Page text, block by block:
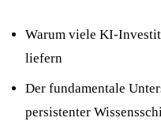
Warum viele KI-
liefern
Der fundamentale
persistenter